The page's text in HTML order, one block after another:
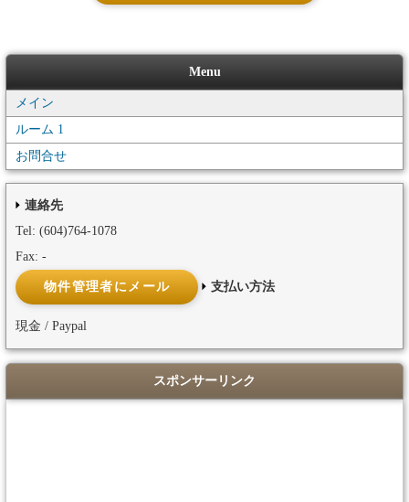
Menu
メイン
ルーム 1
お問合せ
連絡先
Tel: (604)764-1078
Fax: -
支払い方法
現金 / Paypal
スポンサーリンク